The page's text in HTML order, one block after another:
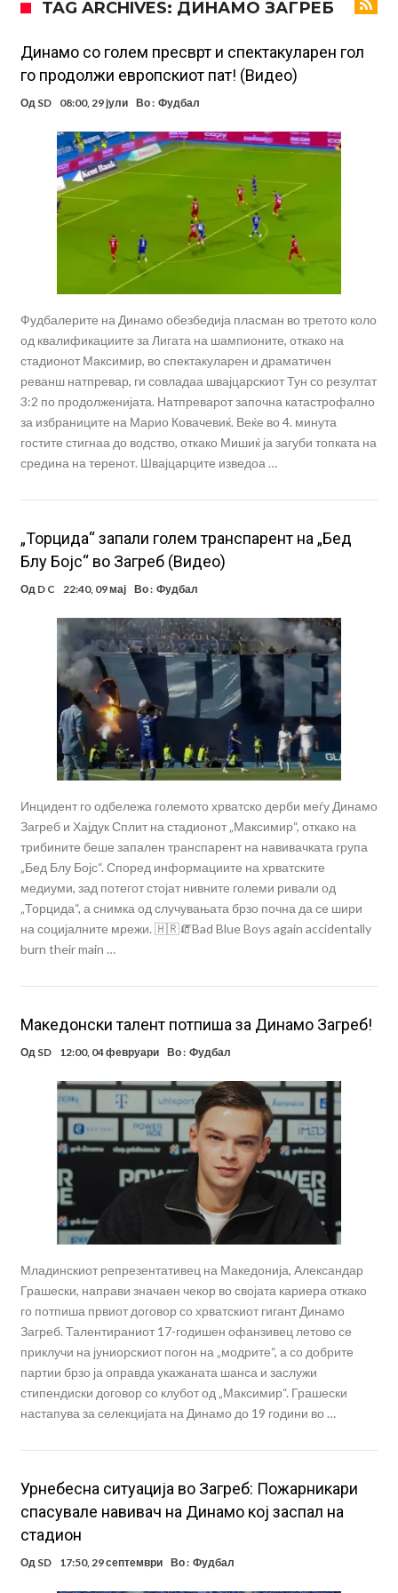
Се подготвува фудбалска предавство какво што не е видено од
2010 година?
Тикет на денот (недела, 09.08.2026)
Само во Турција: Салах доби милиони, а потоа градоначалникот
го остави без зборови
Зборови кои сите ги чекаа, Симеоне го спореди Алварез со
Гризман
Реал Мадрид ја прекинува потрагата по нов играч за врска
Мекгрегор успешно опериран: Коленото е средено, се враќам
посилен од кога било
Ханси Флик не жали долго за Араухо, туку брзо најде замена во
англиската Премиер лига
TAG ARCHIVES: ДИНАМО ЗАГРЕБ
Динамо со голем пресврт и спектакуларен гол
го продолжи европскиот пат! (Видео)
Од SD 08:00, 29 јули Во : Фудбал
Фудбалерите на Динамо обезбедија пласман во третото коло
од квалификациите за Лигата на шампионите, откако на
стадионот Максимир, во спектакуларен и драматичен
реванш натпревар, ги совладаа швајцарскиот Тун со резултат
3:2 по продолженијата. Натпреварот започна катастрофално
за избраниците на Марио Ковачевиќ. Веќе во 4. минута
гостите стигнаа до водство, откако Мишиќ ја загуби топката на
средина на теренот. Швајцарците изведоа …
„Торцида“ запали голем транспарент на „Бед
Блу Бојс“ во Загреб (Видео)
Од D C 22:40, 09 мај Во : Фудбал
Инцидент го одбележа големото хрватско дерби меѓу Динамо
Загреб и Хајдук Сплит на стадионот „Максимир“, откако на
трибините беше запален транспарент на навивачката група
„Бед Блу Бојс“. Според информациите на хрватските
медиуми, зад потегот стојат нивните големи ривали од
„Торцида“, а снимка од случувањата брзо почна да се шири
на социјалните мрежи. 🇭🇷🧯Bad Blue Boys again accidentally
burn their main …
Македонски талент потпиша за Динамо Загреб!
Од SD 12:00, 04 февруари Во : Фудбал
Младинскиот репрезентативец на Македонија, Александар
Грашески, направи значаен чекор во својата кариера откако
го потпиша првиот договор со хрватскиот гигант Динамо
Загреб. Талентираниот 17-годишен офанзивец летово се
приклучи на јуниорскиот погон на „модрите“, а со добрите
партии брзо ја оправда укажаната шанса и заслужи
стипендиски договор со клубот од „Максимир“. Грашески
настапува за селекцијата на Динамо до 19 години во …
Урнебесна ситуација во Загреб: Пожарникари
спасувале навивач на Динамо кој заспал на
стадион
Од SD 17:50, 29 септември Во : Фудбал